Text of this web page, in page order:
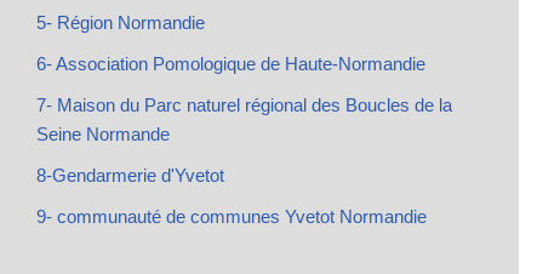
5- Région Normandie
6- Association Pomologique de Haute-Normandie
7- Maison du Parc naturel régional des Boucles de la
Seine Normande
8-Gendarmerie d'Yvetot
9- communauté de communes Yvetot Normandie